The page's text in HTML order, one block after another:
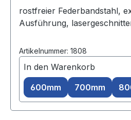
rostfreier Federbandstahl,
Ausführung,
Artikelnummer: 1808
In den Warenkorb
600mm
700mm